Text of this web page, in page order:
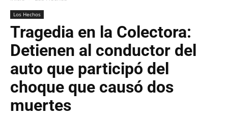
Los Hechos
Tragedia en la Colectora:
Detienen al conductor del
auto que participó del
choque que causó dos
muertes